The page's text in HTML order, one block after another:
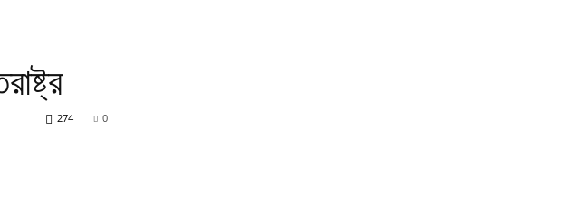
0
274